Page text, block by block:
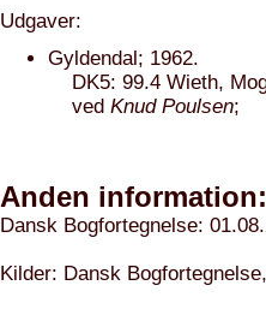
Udgaver:
Gyldendal; 1962.
DK5: 99.4 Wieth,
ved Knud Poulsen;
Anden information:
Dansk Bogfortegnelse:
Kilder: Dansk